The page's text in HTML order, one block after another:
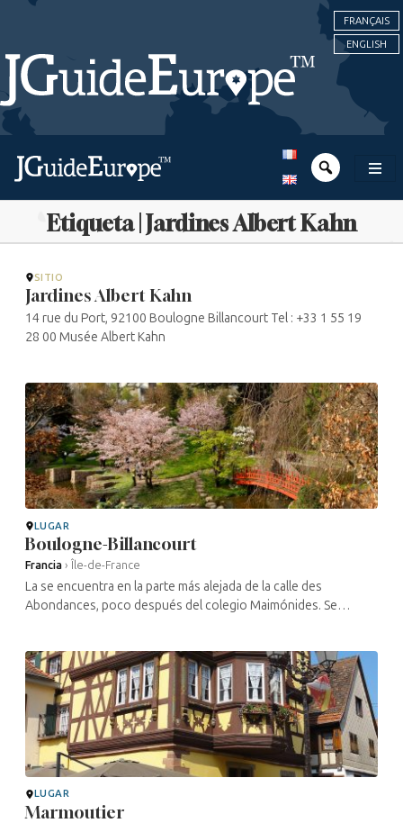
FRANÇAIS
ENGLISH
Etiqueta | Jardines Albert Kahn
SITIO
Jardines Albert Kahn
14 rue du Port, 92100 Boulogne Billancourt Tel : +33 1 55 19
28 00 Musée Albert Kahn
LUGAR
Boulogne-Billancourt
Francia › Île-de-France
La se encuentra en la parte más alejada de la calle des
Abondances, poco después del colegio Maimónides. Se
LUGAR
Marmoutier